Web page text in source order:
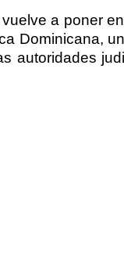
a poner
Dominicana,
autoridades